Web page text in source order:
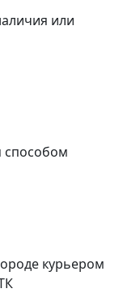
или
способом
курьером